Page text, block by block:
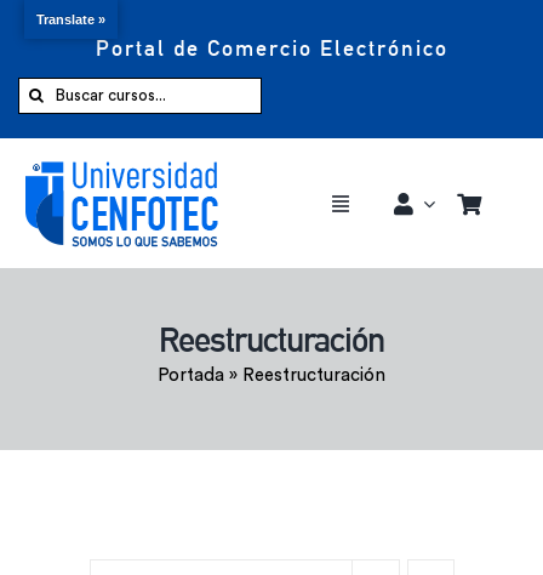
Portal de Comercio Electrónico
Buscar:
Toggle
Comprar ahora
Reestructuración
Portada » Reestructuración
Translate »